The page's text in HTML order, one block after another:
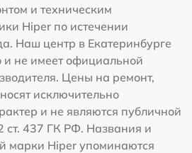
и техническим
Hiper по истечении
Наш центр в Екатеринбурге
и не имеет официальной
Цены на ремонт,
исключительно
и не являются публичной
ст. 437 ГК РФ. Названия и
марки Hiper упоминаются